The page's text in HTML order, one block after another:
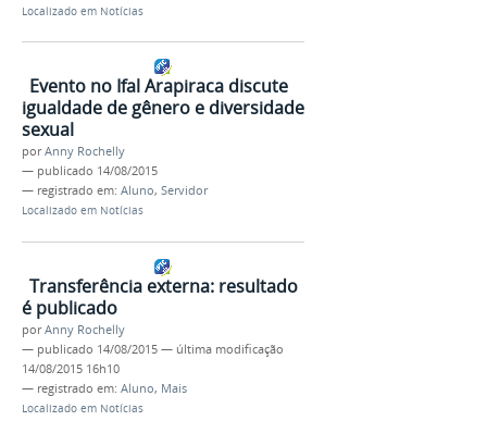
Localizado em Notícias
Evento no Ifal Arapiraca discute
igualdade de gênero e diversidade
sexual
porAnny Rochelly
— publicado 14/08/2015
— registrado em: Aluno, Servidor
Localizado em Notícias
Transferência externa: resultado
é publicado
porAnny Rochelly
— publicado 14/08/2015 — última modificação
14/08/2015 16h10
— registrado em: Aluno, Mais
Localizado em Notícias